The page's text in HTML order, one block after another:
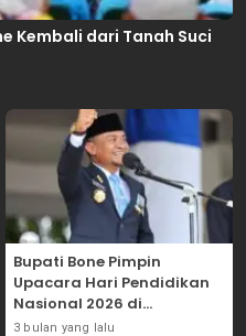
Kembali dari Tanah Suci
Bupati Bone Pimpin
Upacara Hari Pendidikan
Nasional 2026 di
Lapangan Merdeka
3 bulan yang lalu